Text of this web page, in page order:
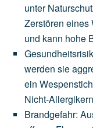
unter
Zerstören eines
und kann hohe
werden sie
ein Wespenstich
Nicht-Allergikern
Brandgefahr: